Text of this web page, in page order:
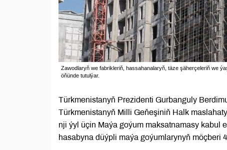
Zawodlaryň we fabrikleriň, hassahanalaryň, täze şäherçeleriň we
öňünde tutulýar.
Türkmenistanyň Prezidenti Gurbanguly
Türkmenistanyň Milli Geňeşiniň Halk
nji ýyl üçin Maýa goýum maksatnamasy kabul
hasabyna düýpli maýa goýumlarynyň möçberi